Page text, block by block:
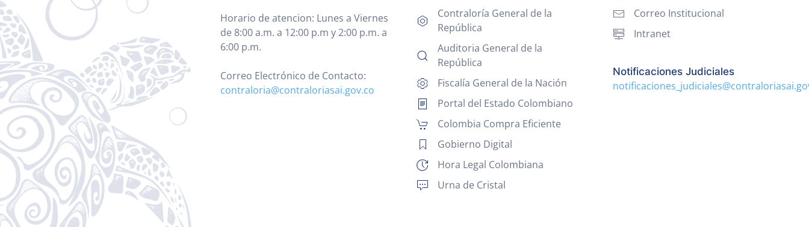
Horario de atencion: Lunes a Viernes
de 8:00 a.m. a 12:00 p.m y 2:00 p.m. a
6:00 p.m.
Correo Electrónico de Contacto:
contraloria@contraloriasai.gov.co
Correo Institucional
Intranet
Notificaciones Judiciales
Contraloría General de la
República
Auditoria General de la
República
Fiscalía General de la Nación
Portal del Estado Colombiano
Colombia Compra Eficiente
Gobierno Digital
Hora Legal Colombiana
Urna de Cristal